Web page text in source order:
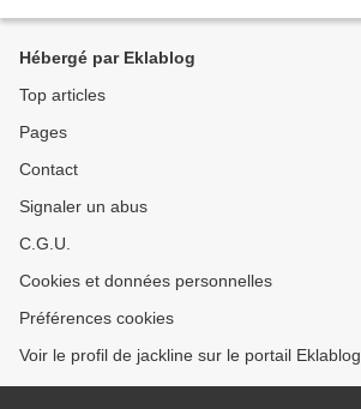
Hébergé par Eklablog
Top articles
Pages
Contact
Signaler un abus
C.G.U.
Cookies et données personnelles
Préférences cookies
Voir le profil de jackline sur le portail Eklablog